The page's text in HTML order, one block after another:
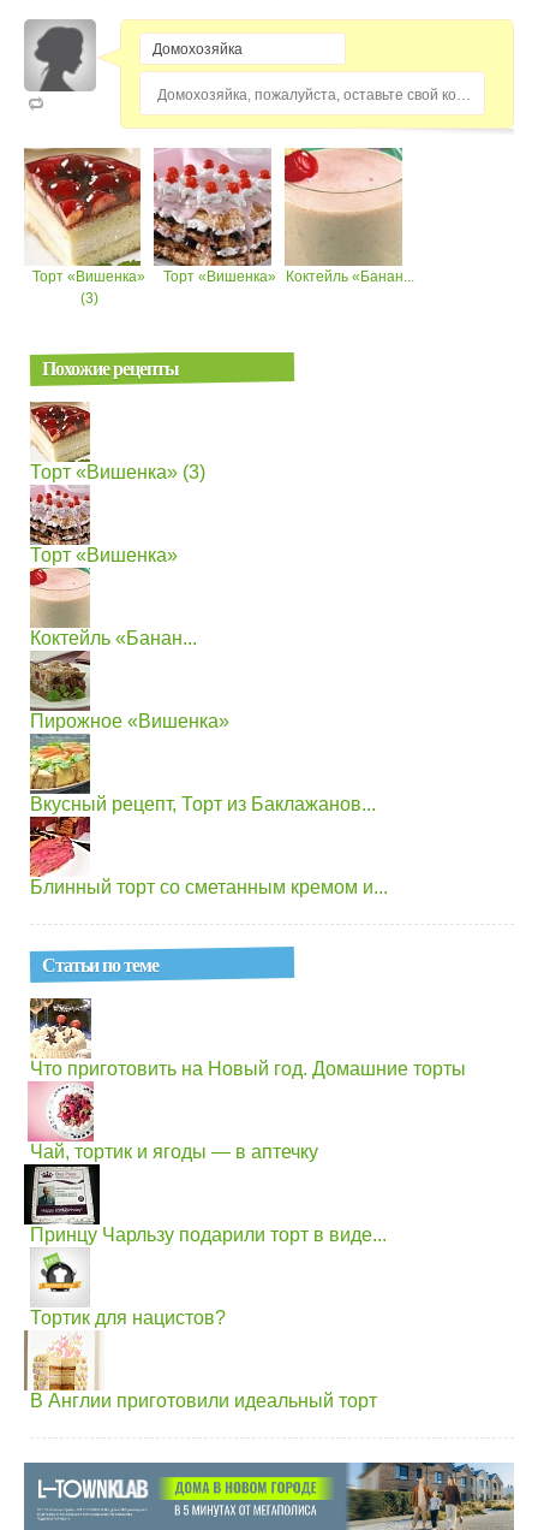
Домохозяйка, пожалуйста, оставьте свой комментарий...
Торт «Вишенка»
(3)
Торт «Вишенка» Коктейль «Банан...
Похожие рецепты
Торт «Вишенка» (3)
Торт «Вишенка»
Коктейль «Банан...
Пирожное «Вишенка»
Вкусный рецепт, Торт из Баклажанов...
Блинный торт со сметанным кремом и...
Статьи по теме
Что приготовить на Новый год. Домашние торты
Чай, тортик и ягоды — в аптечку
Принцу Чарльзу подарили торт в виде...
Тортик для нацистов?
В Англии приготовили идеальный торт